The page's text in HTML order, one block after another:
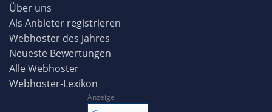
Über uns
Als Anbieter registrieren
Webhoster des Jahres
Neueste Bewertungen
Alle Webhoster
Webhoster-Lexikon
Anzeige